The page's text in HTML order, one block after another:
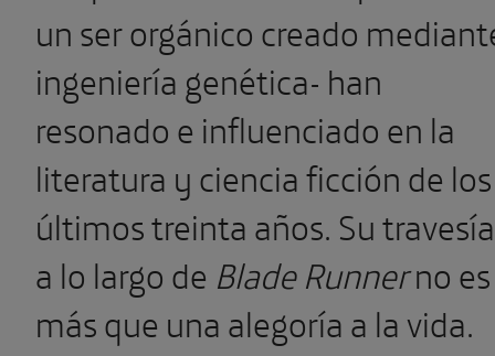
un ser orgánico creado
ingeniería genética- han
resonado e influenciado en la
literatura y ciencia ficción de los
últimos treinta años. Su travesía
a lo largo de Blade Runnerno es
más que una alegoría a la vida.